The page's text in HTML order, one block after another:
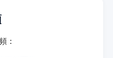
：